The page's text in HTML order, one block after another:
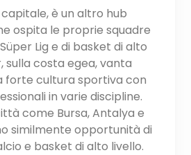
è un altro hub
ospita le proprie squadre
Lig e di basket di alto
sulla costa egea, vanta
forte cultura sportiva con
in varie discipline.
come Bursa, Antalya e
similmente opportunità di
e basket di alto livello.